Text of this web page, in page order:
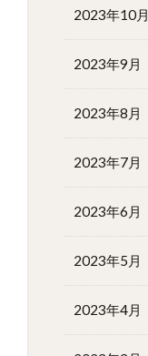
2023年10月
2023年9月
2023年8月
2023年7月
2023年6月
2023年5月
2023年4月